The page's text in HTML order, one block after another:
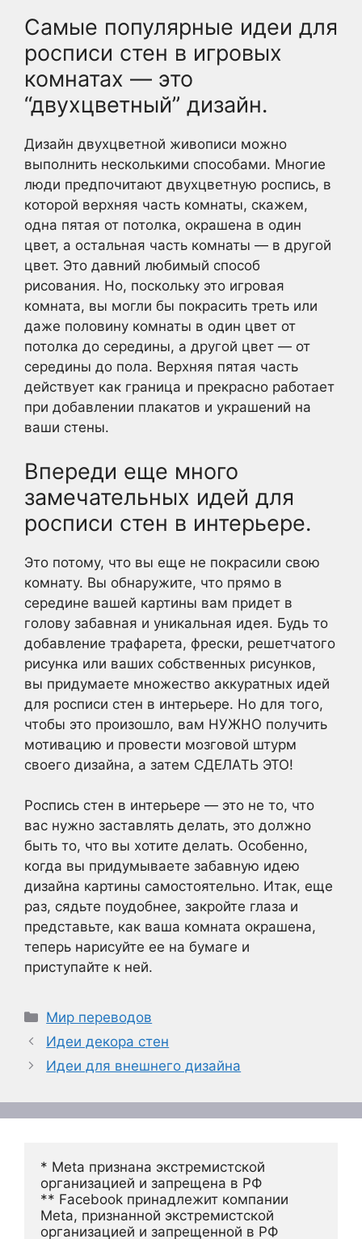
Самые популярные идеи для
росписи стен в игровых
комнатах — это
“двухцветный” дизайн.
Дизайн двухцветной живописи можно
выполнить несколькими способами. Многие
люди предпочитают двухцветную роспись, в
которой верхняя часть комнаты, скажем,
одна пятая от потолка, окрашена в один
цвет, а остальная часть комнаты — в другой
цвет. Это давний любимый способ
рисования. Но, поскольку это игровая
комната, вы могли бы покрасить треть или
даже половину комнаты в один цвет от
потолка до середины, а другой цвет — от
середины до пола. Верхняя пятая часть
действует как граница и прекрасно работает
при добавлении плакатов и украшений на
ваши стены.
Впереди еще много
замечательных идей для
росписи стен в интерьере.
Это потому, что вы еще не покрасили свою
комнату. Вы обнаружите, что прямо в
середине вашей картины вам придет в
голову забавная и уникальная идея. Будь то
добавление трафарета, фрески, решетчатого
рисунка или ваших собственных рисунков,
вы придумаете множество аккуратных идей
для росписи стен в интерьере. Но для того,
чтобы это произошло, вам НУЖНО получить
мотивацию и провести мозговой штурм
своего дизайна, а затем СДЕЛАТЬ ЭТО!
Роспись стен в интерьере — это не то, что
вас нужно заставлять делать, это должно
быть то, что вы хотите делать. Особенно,
когда вы придумываете забавную идею
дизайна картины самостоятельно. Итак, еще
раз, сядьте поудобнее, закройте глаза и
представьте, как ваша комната окрашена,
теперь нарисуйте ее на бумаге и
приступайте к ней.
Рубрики
Мир переводов
Идеи декора стен
Идеи для внешнего дизайна
* Meta признана экстремистской
организацией и запрещена в РФ
** Facebook принадлежит компании
Meta, признанной экстремистской
организацией и запрещенной в РФ